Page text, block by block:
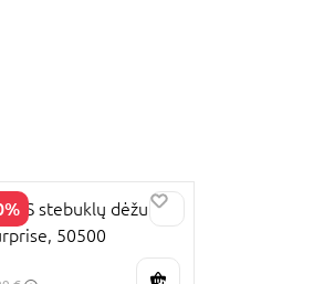
stebuklų dėžutė
50500